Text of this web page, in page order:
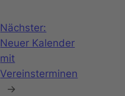
Nächster:
Neuer Kalender
mit
Vereinsterminen
→